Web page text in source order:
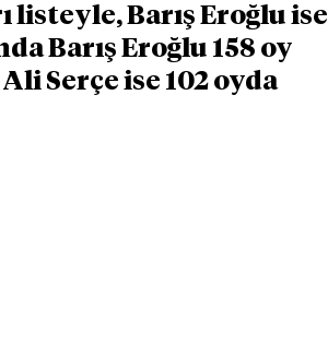
listeyle, Barış Eroğlu ise
Barış Eroğlu 158 oy
Serçe ise 102 oyda